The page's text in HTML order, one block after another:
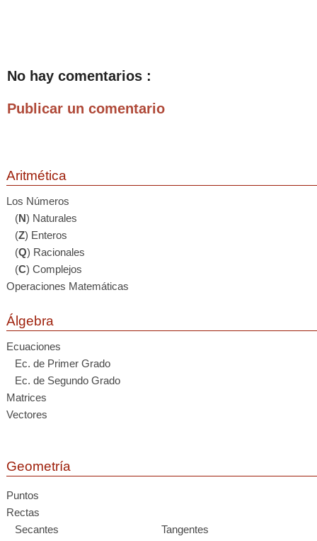
No hay comentarios :
Publicar un comentario
Aritmética
Los Números
(N) Naturales
(Z) Enteros
(Q) Racionales
(C) Complejos
Operaciones Matemáticas
Álgebra
Ecuaciones
Ec. de Primer Grado
Ec. de Segundo Grado
Matrices
Vectores
Geometría
Puntos
Rectas
Secantes
Tangentes